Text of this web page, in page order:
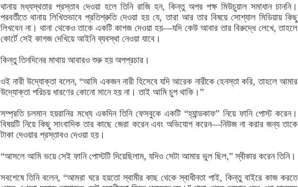
থানায় মধ্যস্থতার প্রস্তাব দেওয়া হলে তিনি রাজি হন, কিন্তু অপর পক্ষ মিউচুয়াল সমাধান চাননি।
পরবর্তীতে থানায় লিখিতভাবে প্রতিশ্রুতি দেওয়া হয় যে, তারা আর তার বিষয়ে সোশ্যাল মিডিয়ায় কিছু
লিখবেন না। থানা থেকেও তাকে একটি কাগজ দেওয়া হয়—যদি কেউ আবার তার বিরুদ্ধে লেখে, তাহলে
কোর্টে সেই কাগজ দেখিয়ে আইনি ব্যবস্থা নেওয়া যাবে।
কিন্তু তিনদিনের মাথায় আবারও শুরু হয় অপপ্রচার।
ওই নারী উদ্যোক্তা বলেন, “আমি একজন নারী হিসেবে যদি আরেক নারীকে হেনস্তা করি, তাহলে আমার
উদ্যোক্তা পরিচয় ধারণের কোনো মানে হয় না। তাই আমি চুপ থাকি।”
সম্প্রতি চলমান হয়রানির মধ্যে একদিন তিনি ফেসবুকে একটি “হ্যান্ডকাফ” নিয়ে ফানি পোস্ট করেন।
বিষয়টি নিয়ে কিছু সাংবাদিক তার কাছে জেরা করেন এবং অভিযোগ করেন—নিউজ না করার জন্য তাকে
টাকা দেওয়ার প্রস্তাবও দেওয়া হয়।
“আসলে আমি ভয়ে সেই ফানি পোস্টটি দিয়েছিলাম, যদিও সেটা আমার ভুল ছিল,” স্বীকার করেন তিনি।
সবশেষে তিনি বলেন, “আমরা ঘরে হয়তো স্বামীর কাছ থেকে স্বাধীনতা পাই, কিন্তু বাইরে কাজ করতে